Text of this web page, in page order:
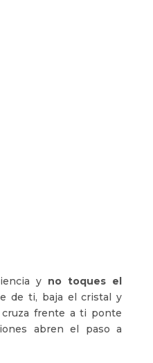
y no toques el
de ti, baja el cristal y
cruza frente a ti ponte
abren el paso a